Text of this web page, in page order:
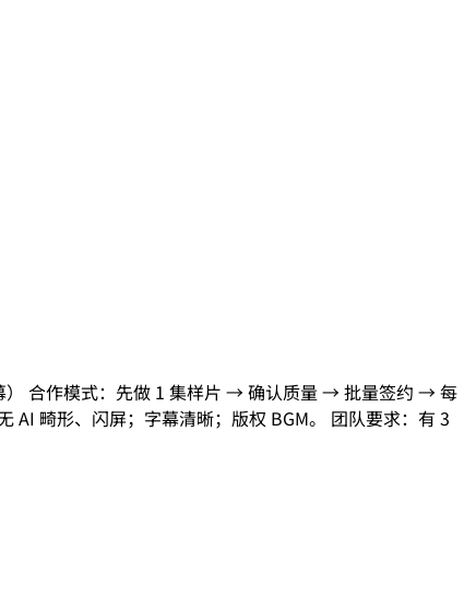
） 合作模式：先做 1 集样片 → 确认质量 → 批量签约 → 每
畸形、闪屏；字幕清晰；版权 BGM。 团队要求：有 3